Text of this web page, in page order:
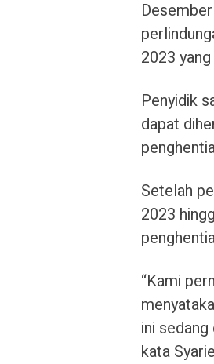
2023
Penyidik
dapat
Setelah
2023
“Kami
ini
kata